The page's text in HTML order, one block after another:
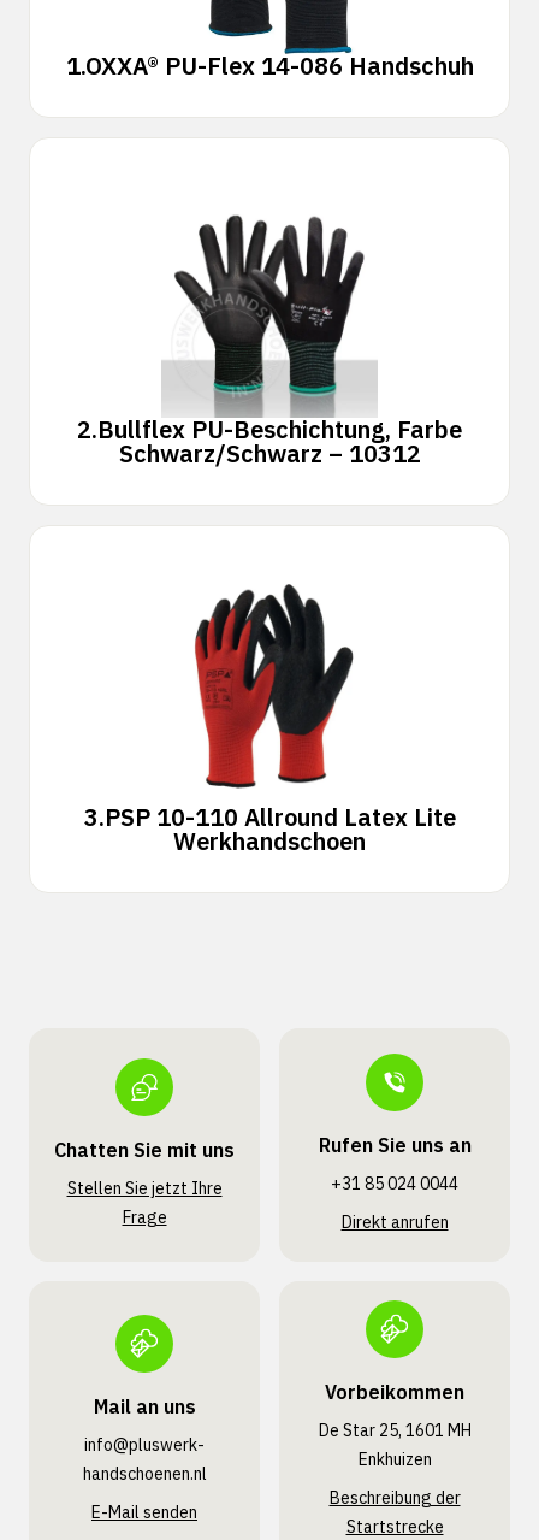
1.OXXA® PU-Flex 14-086 Handschuh
2.Bullflex PU-Beschichtung, Farbe
Schwarz/Schwarz – 10312
3.PSP 10-110 Allround Latex Lite
Werkhandschoen
Chatten Sie mit uns
Stellen Sie jetzt Ihre
Frage
Rufen Sie uns an
+31 85 024 0044
Direkt anrufen
Mail an uns
info@pluswerk­
handschoenen.nl
E-Mail senden
Vorbeikommen
De Star 25, 1601 MH
Enkhuizen
Beschreibung der
Startstrecke